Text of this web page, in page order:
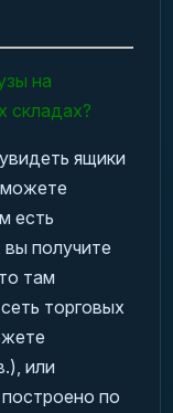
на
складах?
ящики
есть
вы получите
там
торговых
или
по